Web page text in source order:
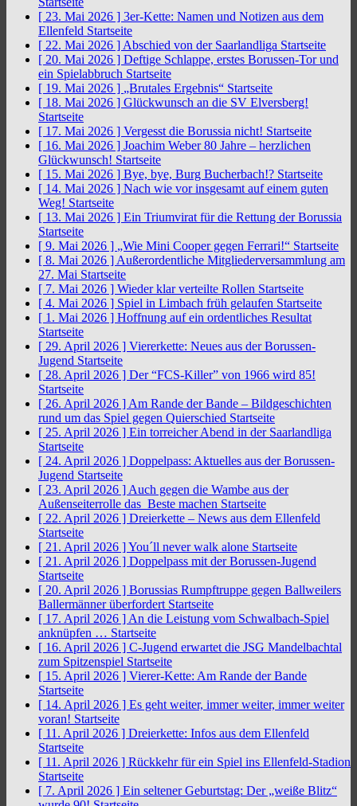
[ 23. Mai 2026 ] 3er-Kette: Namen und Notizen aus dem
Ellenfeld Startseite
[ 22. Mai 2026 ] Abschied von der Saarlandliga Startseite
[ 20. Mai 2026 ] Deftige Schlappe, erstes Borussen-Tor und
ein Spielabbruch Startseite
[ 19. Mai 2026 ] „Brutales Ergebnis“ Startseite
[ 18. Mai 2026 ] Glückwunsch an die SV Elversberg!
Startseite
[ 17. Mai 2026 ] Vergesst die Borussia nicht! Startseite
[ 16. Mai 2026 ] Joachim Weber 80 Jahre – herzlichen
Glückwunsch! Startseite
[ 15. Mai 2026 ] Bye, bye, Burg Bucherbach!? Startseite
[ 14. Mai 2026 ] Nach wie vor insgesamt auf einem guten
Weg! Startseite
[ 13. Mai 2026 ] Ein Triumvirat für die Rettung der Borussia
Startseite
[ 9. Mai 2026 ] „Wie Mini Cooper gegen Ferrari!“ Startseite
[ 8. Mai 2026 ] Außerordentliche Mitgliederversammlung am
27. Mai Startseite
[ 7. Mai 2026 ] Wieder klar verteilte Rollen Startseite
[ 4. Mai 2026 ] Spiel in Limbach früh gelaufen Startseite
[ 1. Mai 2026 ] Hoffnung auf ein ordentliches Resultat
Startseite
[ 29. April 2026 ] Viererkette: Neues aus der Borussen-
Jugend Startseite
[ 28. April 2026 ] Der “FCS-Killer” von 1966 wird 85!
Startseite
[ 26. April 2026 ] Am Rande der Bande – Bildgeschichten
rund um das Spiel gegen Quierschied Startseite
[ 25. April 2026 ] Ein torreicher Abend in der Saarlandliga
Startseite
[ 24. April 2026 ] Doppelpass: Aktuelles aus der Borussen-
Jugend Startseite
[ 23. April 2026 ] Auch gegen die Wambe aus der
Außenseiterrolle das Beste machen Startseite
[ 22. April 2026 ] Dreierkette – News aus dem Ellenfeld
Startseite
[ 21. April 2026 ]You´ll never walk alone Startseite
[ 21. April 2026 ] Doppelpass mit der Borussen-Jugend
Startseite
[ 20. April 2026 ] Borussias Rumpftruppe gegen Ballweilers
Ballermänner überfordert Startseite
[ 17. April 2026 ] An die Leistung vom Schwalbach-Spiel
anknüpfen … Startseite
[ 16. April 2026 ] C-Jugend erwartet die JSG Mandelbachtal
zum Spitzenspiel Startseite
[ 15. April 2026 ] Vierer-Kette: Am Rande der Bande
Startseite
[ 14. April 2026 ] Es geht weiter, immer weiter, immer weiter
voran! Startseite
[ 11. April 2026 ] Dreierkette: Infos aus dem Ellenfeld
Startseite
[ 11. April 2026 ] Rückkehr für ein Spiel ins Ellenfeld-Stadion
Startseite
[ 7. April 2026 ] Ein seltener Geburtstag: Der „weiße Blitz“